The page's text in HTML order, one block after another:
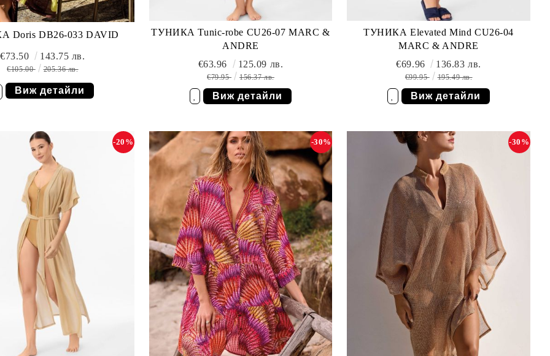
Doris DB26-033 DAVID
€73.50 143.75 лв.
€105.00 205.36 лв.
Виж детайли
ТУНИКА Tunic-robe CU26-07 MARC &
ANDRE
€63.96 125.09 лв.
€79.95 156.37 лв.
Виж детайли
ТУНИКА Elevated Mind CU26-04
MARC & ANDRE
€69.96 136.83 лв.
€99.95 195.49 лв.
Виж детайли
-20% -30% -30%